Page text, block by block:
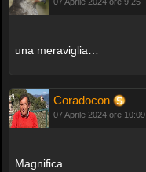
una meraviglia…
Coradocon
07 Aprile 2024 ore 10:09
Magnifica